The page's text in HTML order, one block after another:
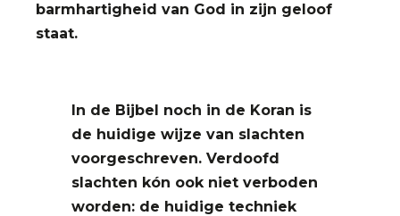
barmhartigheid van God in zijn geloof
staat.
In de Bijbel noch in de Koran is
de huidige wijze van slachten
voorgeschreven. Verdoofd
slachten kón ook niet verboden
worden: de huidige techniek